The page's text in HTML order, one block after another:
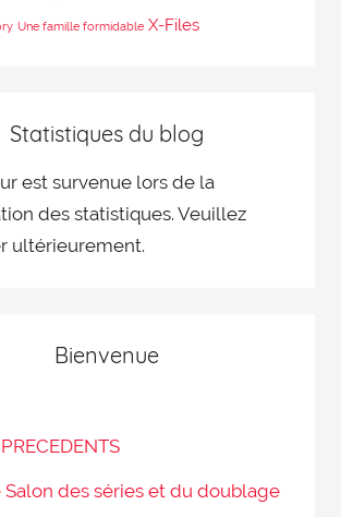
Une famille formidable X-Files
Statistiques du blog
est survenue lors de la
des statistiques. Veuillez
ultérieurement.
Bienvenue
Salon des séries et du doublage